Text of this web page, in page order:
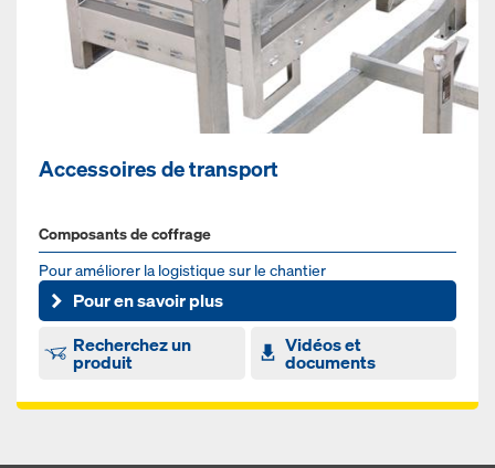
Accessoires de transport
Composants de coffrage
Pour amé­l­io­rer la lo­gis­tique sur le chan­tier
Pour en savoir plus
Recherchez un
produit
Vidéos et
documents